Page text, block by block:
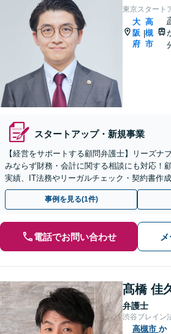
東京スタート
大
阪
府
|
高
槻
市
スタートアップ・新規事業
【経営をサポートする顧問弁護士】リーズナ
みならず財務・会計に関する相談にも対応！
実績、IT法務やリーガルチェック・契約書作
ついてお気軽にご相談ください
事例を見る(1件)
電話でお問い合わせ
髙橋 佳
弁護士
渋谷ブレイン
高槻市 か